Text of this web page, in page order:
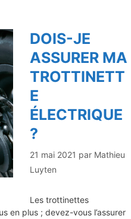
DOIS-JE
ASSURER MA
TROTTINETT
E
ÉLECTRIQUE
?
21 mai 2021 par Mathieu
Luyten
Les trottinettes
en plus ; devez-vous l’assurer